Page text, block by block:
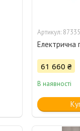
61 660 ₴
В наявності